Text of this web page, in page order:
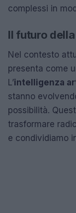
complessi in
Il futuro
Nel contesto
presenta come
L’intelligenza
stanno
possibilità.
trasformare
e condividiamo